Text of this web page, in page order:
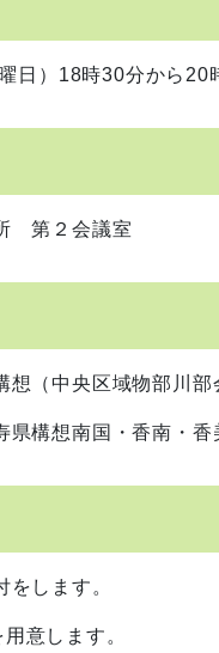
曜日）18時30分か
所 第２会議室
想（中央区域物部川
県構想南国・香南・
します。
意します。